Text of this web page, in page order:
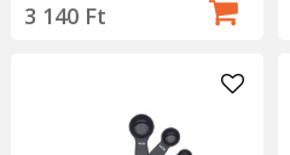
3 140 Ft